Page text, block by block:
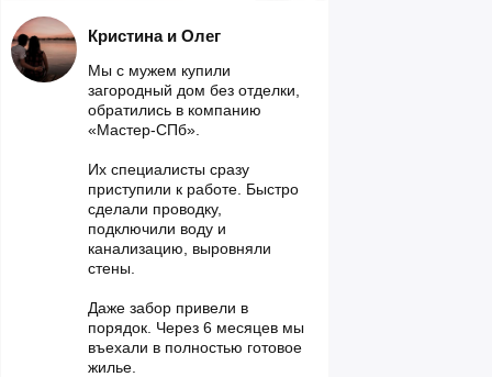
Мы с мужем купили
загородный дом без отделки,
обратились в компанию
«Мастер-СПб».
Их специалисты сразу
приступили к работе. Быстро
сделали проводку,
подключили воду и
канализацию, выровняли
стены.
Даже забор привели в
порядок. Через 6 месяцев мы
въехали в полностью готовое
жилье.
Кристина и Олег